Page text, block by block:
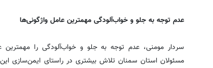
عدم توجه به جلو و خواب‌آلودگی مهمترین عامل واژگونی‌ها
سردار مومنی، عدم توجه به جلو و خواب‌آلودگی را مهمترین
مسئولان استان سمنان تلاش بیشتری در راستای ایمن‌سازی